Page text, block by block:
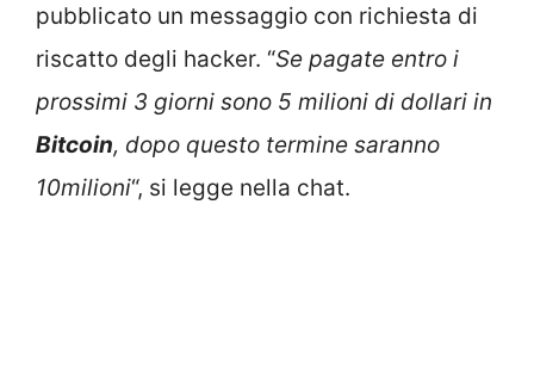
pubblicato un messaggio con richiesta di
riscatto degli hacker. “Se pagate entro i
prossimi 3 giorni sono 5 milioni di dollari in
Bitcoin, dopo questo termine saranno
10milioni“, si legge nella chat.